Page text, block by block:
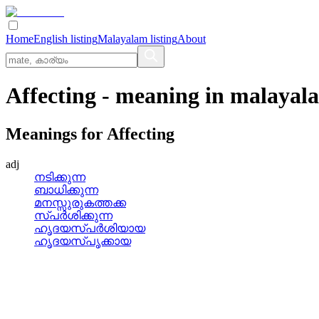
HomeEnglish listingMalayalam listingAbout
Affecting - meaning in
Meanings for Affecting
adj
നടിക്കുന്ന
ബാധിക്കുന്ന
മനസ്സുരുകത്തക്ക
സ്‌പര്‍ശിക്കുന്ന
ഹൃദയസ്‌പര്‍ശിയായ
ഹൃദയസ്‌പൃക്കായ